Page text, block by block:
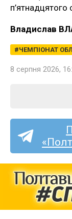
Владислав
ЧЕМПІОНАТ
8 серпня 2026,